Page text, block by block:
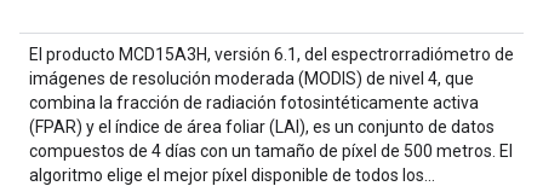
El producto MCD15A3H, versión 6.1, del espectrorradiómetro de
imágenes de resolución moderada (MODIS) de nivel 4, que
combina la fracción de radiación fotosintéticamente activa
(FPAR) y el índice de área foliar (LAI), es un conjunto de datos
compuestos de 4 días con un tamaño de píxel de 500 metros. El
algoritmo elige el mejor píxel disponible de todos los…